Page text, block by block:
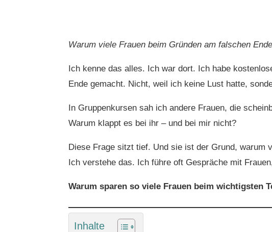
Warum viele Frauen beim Gründen am falschen
Ich kenne das alles. Ich war dort. Ich habe
Ende gemacht. Nicht, weil ich keine Lust hatte,
In Gruppenkursen sah ich andere Frauen, die
Warum klappt es bei ihr – und bei mir nicht?
Diese Frage sitzt tief. Und sie ist der Grund, warum
Ich verstehe das. Ich führe oft Gespräche mit
Warum sparen so viele Frauen beim wichtigsten
Inhalte